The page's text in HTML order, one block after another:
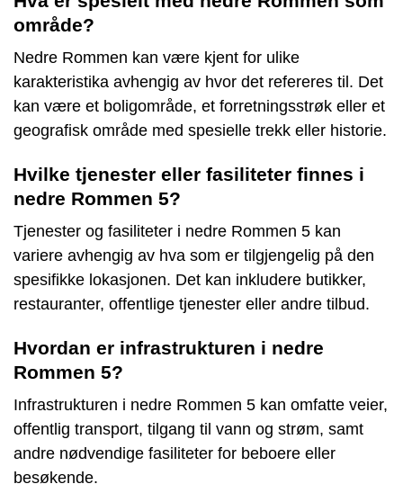
område?
Nedre Rommen kan være kjent for ulike
karakteristika avhengig av hvor det refereres til. Det
kan være et boligområde, et forretningsstrøk eller et
geografisk område med spesielle trekk eller historie.
Hvilke tjenester eller fasiliteter finnes i
nedre Rommen 5?
Tjenester og fasiliteter i nedre Rommen 5 kan
variere avhengig av hva som er tilgjengelig på den
spesifikke lokasjonen. Det kan inkludere butikker,
restauranter, offentlige tjenester eller andre tilbud.
Hvordan er infrastrukturen i nedre
Rommen 5?
Infrastrukturen i nedre Rommen 5 kan omfatte veier,
offentlig transport, tilgang til vann og strøm, samt
andre nødvendige fasiliteter for beboere eller
besøkende.